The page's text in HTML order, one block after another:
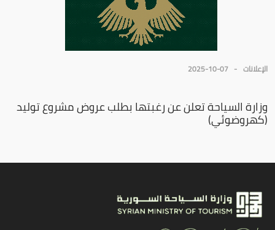
الإعلانات 2025-10-07
وزارة السياحة تعلن عن رغبتها بطلب عروض مشروع توليد
(كهروضوئي)